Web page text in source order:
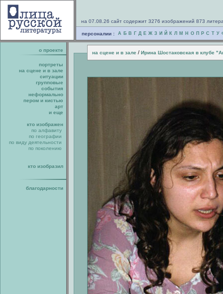
на 07.08.26 сайт содержит 3276 изображений 873
персоналии : А Б В Г Д Е Ж З И Й К Л М Н О П Р С Т У
о проекте на сцене и в зале / Ирина Шостаковская в клубе
портреты
на сцене и в зале
ситуации
групповые
события
неформально
пером и кистью
арт
и еще
кто изображен
по алфавиту
по географии
по виду деятельности
по поколению
кто изобразил
благодарности